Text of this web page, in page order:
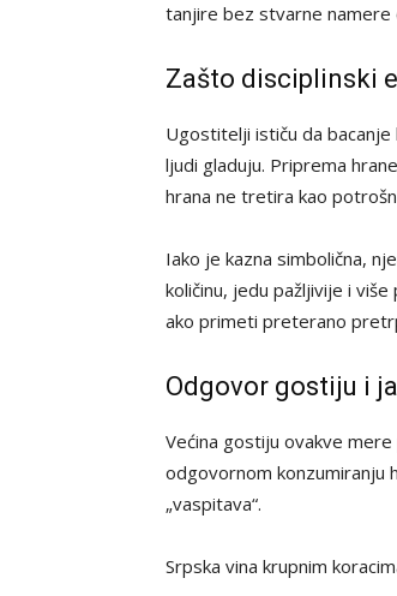
tanjire bez stvarne namere
Zašto disciplinski
Ugostitelji ističu da
ljudi gladuju. Priprema
hrana ne tretira kao
Iako je kazna simbolična,
količinu, jedu pažljivije i
ako primeti preterano
Odgovor gostiju i
Većina gostiju ovakve
odgovornom konzumiranju
„vaspitava“.
Srpska vina krupnim